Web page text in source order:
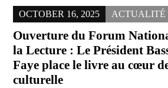
OCTOBER 16, 2025 ACTUALITÉ
Ouverture du Forum
la Lecture : Le Président
Faye place le livre au cœur
culturelle